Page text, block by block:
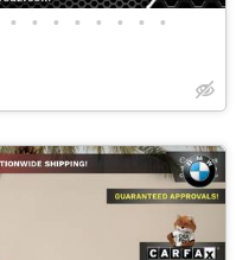
• • • • • • • •